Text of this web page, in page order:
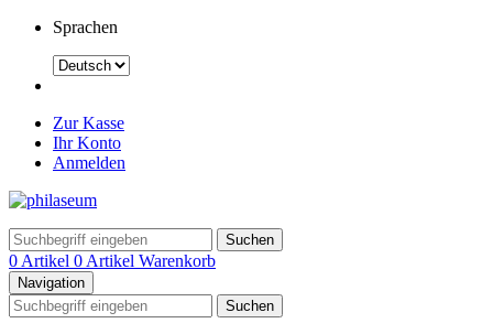
Sprachen
Zur Kasse
Ihr Konto
Anmelden
Suchen
0 Artikel 0 Artikel Warenkorb
Navigation
Suchen